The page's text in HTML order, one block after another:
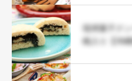
琉球菓子ク
桃入り【沖